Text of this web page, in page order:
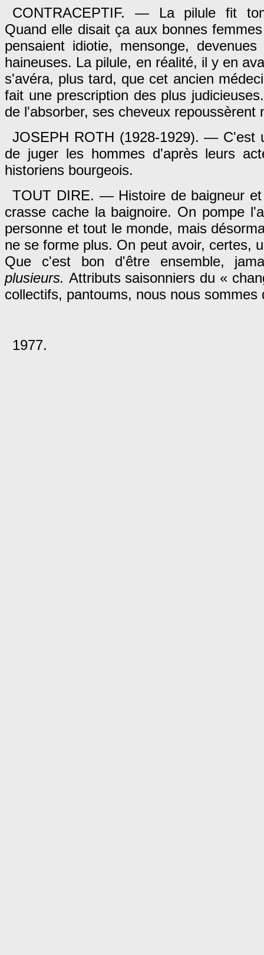
CONTRACEPTIF. — La pilule fit
Quand elle disait ça aux bonnes
pensaient idiotie, mensonge,
haineuses. La pilule, en réalité, il y en
s'avéra, plus tard, que cet ancien
fait une prescription des plus
de l'absorber, ses cheveux repoussèrent
JOSEPH ROTH (1928-1929). — C'est
de juger les hommes d'après leurs
historiens bourgeois.
TOUT DIRE. — Histoire de baigneur
crasse cache la baignoire. On pompe
personne et tout le monde, mais
ne se forme plus. On peut avoir, certes,
Que c'est bon d'être ensemble,
plusieurs. Attributs saisonniers du «
collectifs, pantoums, nous nous sommes
1977.